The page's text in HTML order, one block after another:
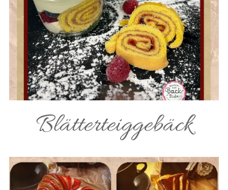
Blätterteiggebäck